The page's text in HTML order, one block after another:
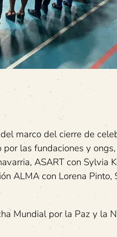
marco del cierre de
las fundaciones y ongs,
ASART con Sylvia
ALMA con Lorena Pinto,
Mundial por la Paz y la